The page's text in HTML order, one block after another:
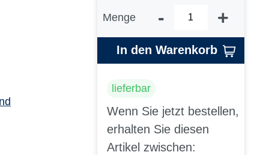
Menge - +
In den Warenkorb
lieferbar
Wenn Sie jetzt bestellen,
erhalten Sie diesen
Artikel zwischen: